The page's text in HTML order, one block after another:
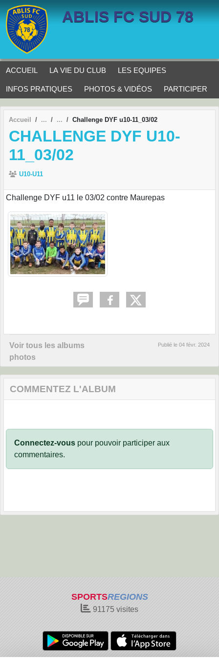
ABLIS FC SUD 78
ACCUEIL LA VIE DU CLUB LES EQUIPES
INFOS PRATIQUES PHOTOS & VIDÉOS PARTICIPER
Accueil Challenge DYF u10-11_03/02
CHALLENGE DYF U10-
11_03/02
U10-U11
Challenge DYF u11 le 03/02 contre Maurepas
Voir tous les albums
photos
Publié le 04 févr. 2024
COMMENTEZ L'ALBUM
Connectez-vous pour pouvoir participer aux
commentaires.
SPORTSREGIONS
91175 visites
Panneau de gestion des cookies